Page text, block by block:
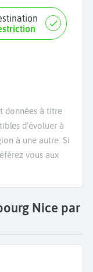
données à titre
d’évoluer à
à une autre. Si
vous aux
Nice par